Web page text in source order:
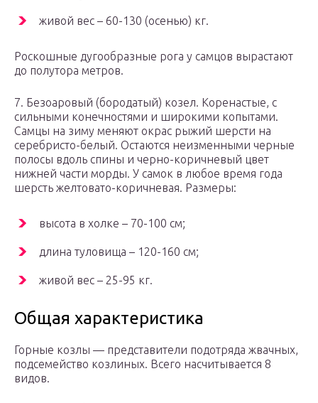
живой вес – 60-130 (осенью) кг.
Роскошные дугообразные рога у самцов вырастают
до полутора метров.
7. Безоаровый (бородатый) козел. Коренастые, с
сильными конечностями и широкими копытами.
Самцы на зиму меняют окрас рыжий шерсти на
серебристо-белый. Остаются неизменными черные
полосы вдоль спины и черно-коричневый цвет
нижней части морды. У самок в любое время года
шерсть желтовато-коричневая. Размеры:
высота в холке – 70-100 см;
длина туловища – 120-160 см;
живой вес – 25-95 кг.
Общая характеристика
Горные козлы — представители подотряда жвачных,
подсемейство козлиных. Всего насчитывается 8
видов.